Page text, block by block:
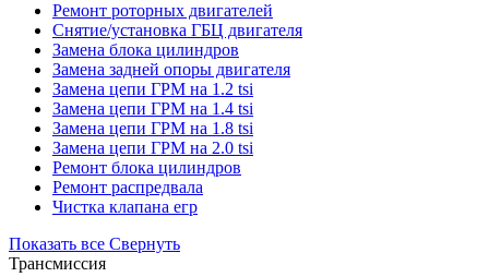
Ремонт роторных двигателей
Снятие/установка ГБЦ двигателя
Замена блока цилиндров
Замена задней опоры двигателя
Замена цепи ГРМ на 1.2 tsi
Замена цепи ГРМ на 1.4 tsi
Замена цепи ГРМ на 1.8 tsi
Замена цепи ГРМ на 2.0 tsi
Ремонт блока цилиндров
Ремонт распредвала
Чистка клапана егр
Показать все Свернуть
Трансмиссия